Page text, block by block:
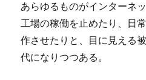
あらゆるものがインターネ
工場の稼働を止めたり、日
作させたりと、目に見える
代になりつつある。